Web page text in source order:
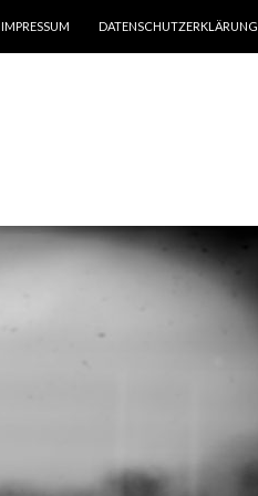
IMPRESSUM DATENSCHUTZERKLÄRUNG